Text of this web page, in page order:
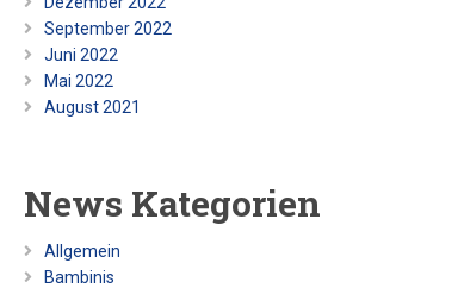
September 2022
Juni 2022
Mai 2022
August 2021
News Kategorien
Allgemein
Bambinis